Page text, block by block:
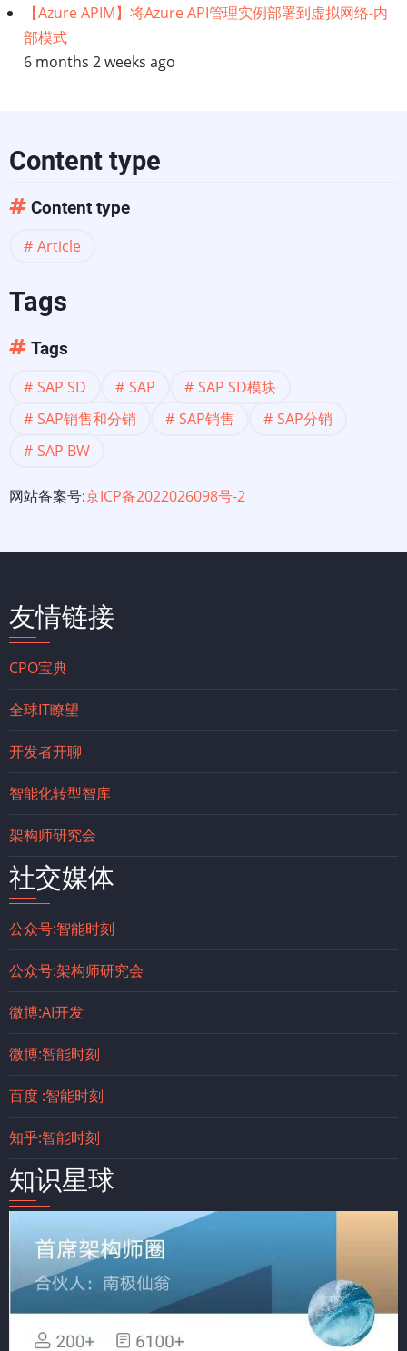
流
程
【Azure APIM】将Azure API管理实例部署到虚拟网络-内
部模式
6 months 2 weeks ago
Content type
Content type
Article
Tags
Tags
SAP SD SAP
SAP SD模块
SAP销售和分销
SAP销售
SAP分销
SAP BW
网站备案号:京ICP备2022026098号-2
友情链接
CPO宝典
全球IT瞭望
开发者开聊
智能化转型智库
架构师研究会
社交媒体
公众号:智能时刻
公众号:架构师研究会
微博:AI开发
微博:智能时刻
百度 :智能时刻
知乎:智能时刻
知识星球